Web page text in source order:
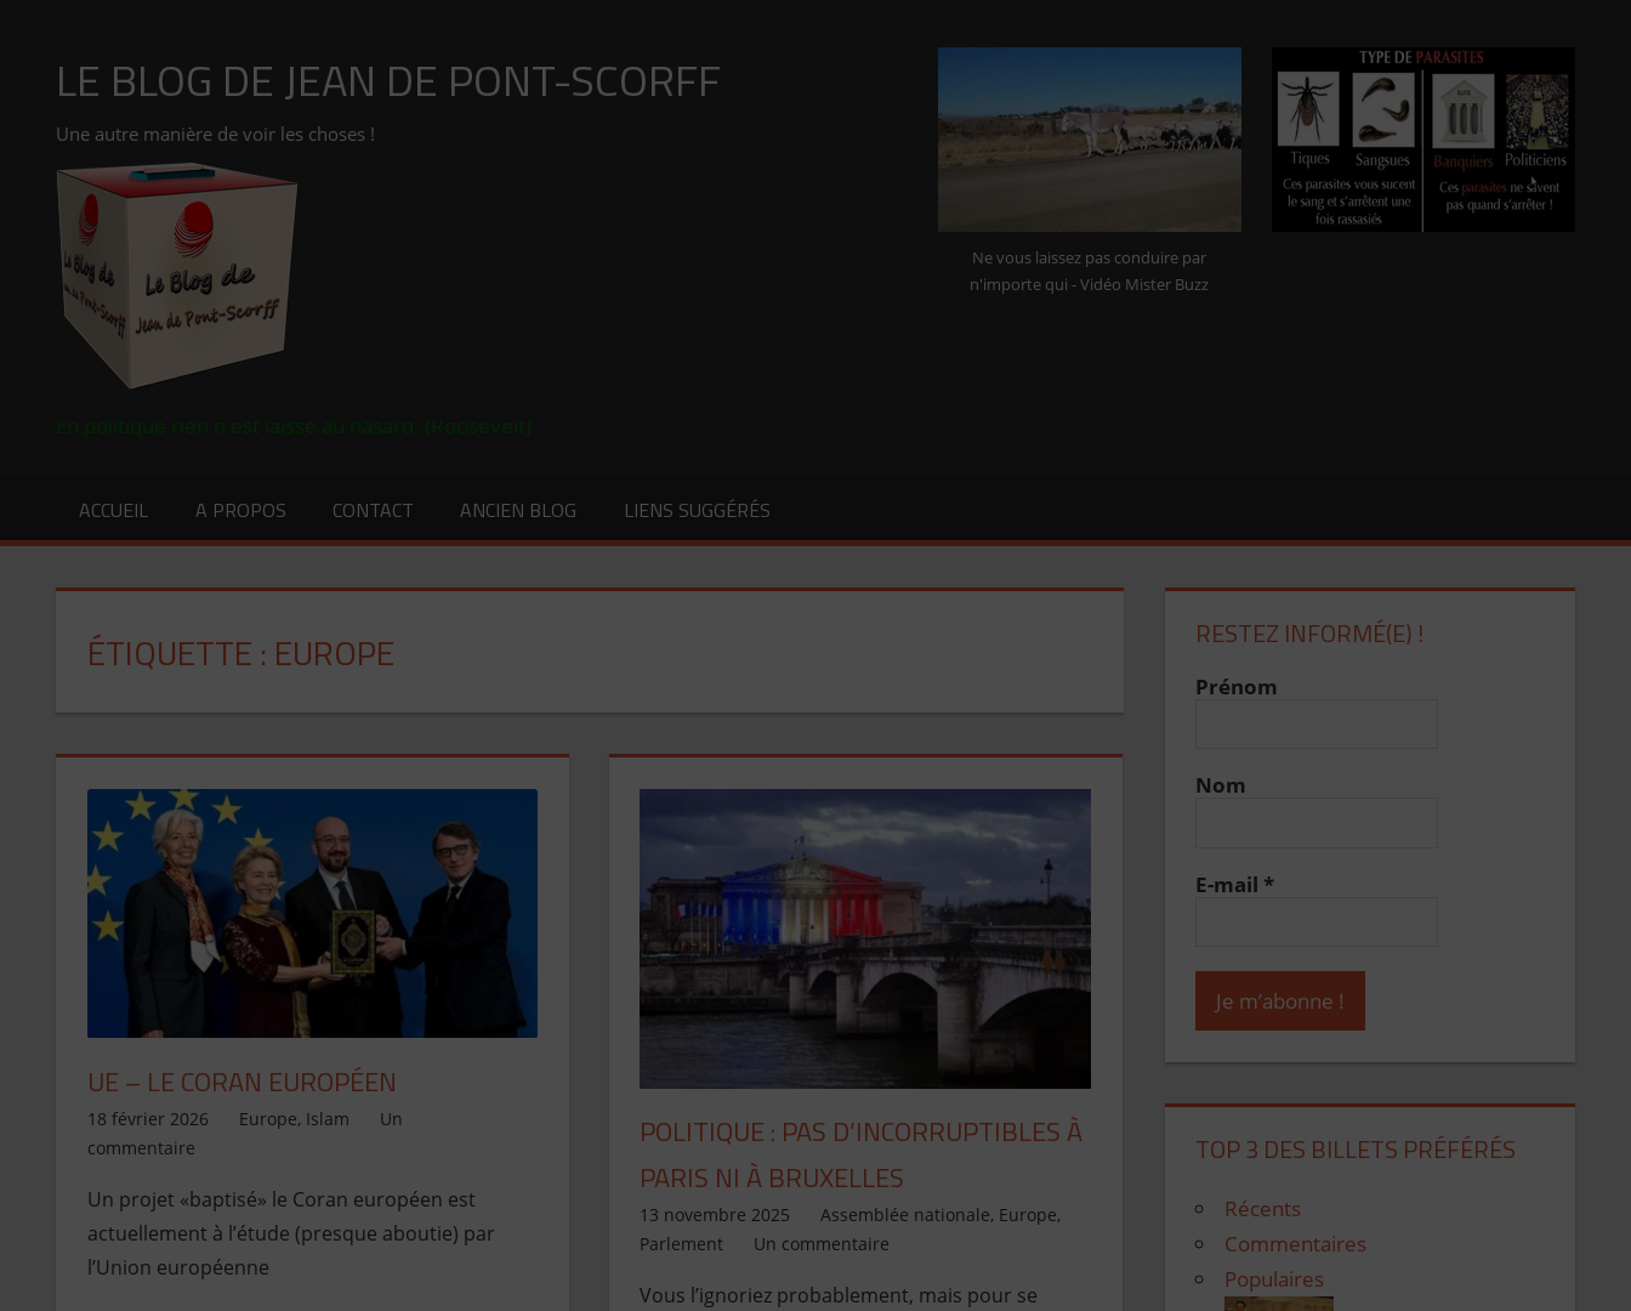
contenuLE BLOG DE JEAN DE PONT-SCORFF
Une autre manière de voir les choses !
Ne vous laissez pas conduire par
n'importe qui - Vidéo Mister Buzz
Pourquoi font-ils cela ? Parce qu’on les laisse faire (Michel MURPHY)
ACCUEIL A PROPOS CONTACT ANCIEN BLOG LIENS SUGGÉRÉS
ÉTIQUETTE : EUROPE
UE – LE CORAN EUROPÉEN
18 février 2026 Jean de Pont-Scorff
Europe, Islam
Un
commentaire
Un projet «baptisé» le Coran européen est
actuellement à l’étude (presque aboutie) par
l’Union européenne
POLITIQUE : PAS D’INCORRUPTIBLES À
PARIS NI À BRUXELLES
13 novembre 2025 Jean de Pont-Scorff
Assemblée nationale, Europe,
Parlement
Un commentaire
Vous l’ignoriez probablement, mais pour se
RESTEZ INFORMÉ(E) !
Prénom
Nom
E-mail *
TOP 3 DES BILLETS PRÉFÉRÉS
Récents
Commentaires
Populaires